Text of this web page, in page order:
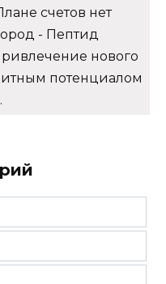
счетов нет
- Пептид
нового
потенциалом